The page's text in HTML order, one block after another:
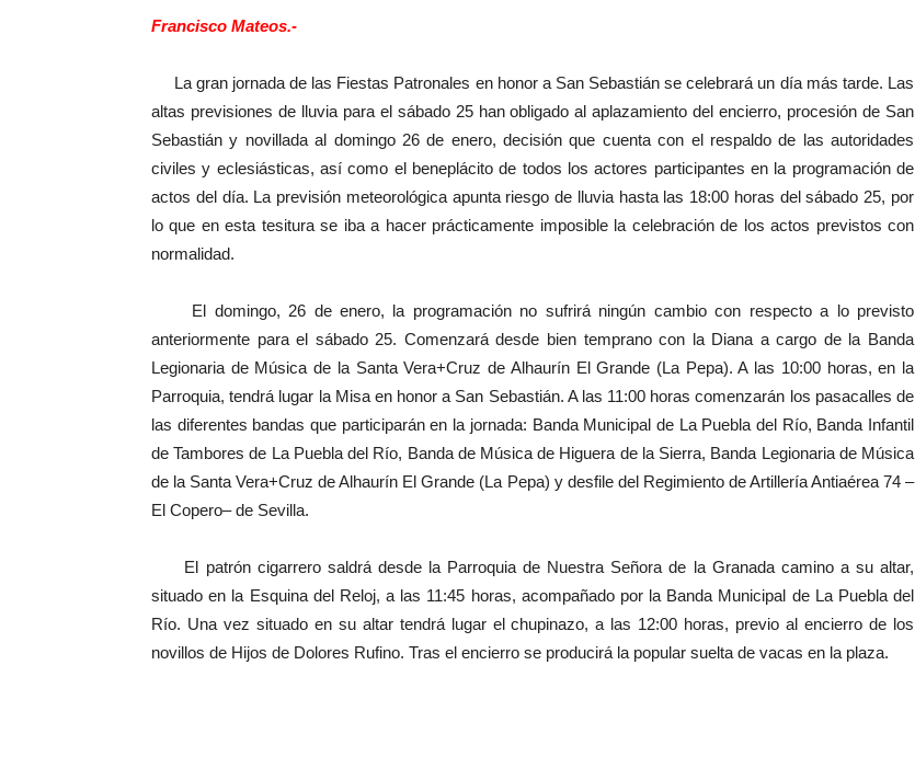
Francisco Mateos.-
La gran jornada de las Fiestas Patronales en honor a San Sebastián se celebrará un día más tarde. Las
altas previsiones de lluvia para el sábado 25 han obligado al aplazamiento del encierro, procesión de San
Sebastián y novillada al domingo 26 de enero, decisión que cuenta con el respaldo de las autoridades
civiles y eclesiásticas, así como el beneplácito de todos los actores participantes en la programación de
actos del día. La previsión meteorológica apunta riesgo de lluvia hasta las 18:00 horas del sábado 25, por
lo que en esta tesitura se iba a hacer prácticamente imposible la celebración de los actos previstos con
normalidad.
El domingo, 26 de enero, la programación no sufrirá ningún cambio con respecto a lo previsto
anteriormente para el sábado 25. Comenzará desde bien temprano con la Diana a cargo de la Banda
Legionaria de Música de la Santa Vera+Cruz de Alhaurín El Grande (La Pepa). A las 10:00 horas, en la
Parroquia, tendrá lugar la Misa en honor a San Sebastián. A las 11:00 horas comenzarán los pasacalles de
las diferentes bandas que participarán en la jornada: Banda Municipal de La Puebla del Río, Banda Infantil
de Tambores de La Puebla del Río, Banda de Música de Higuera de la Sierra, Banda Legionaria de Música
de la Santa Vera+Cruz de Alhaurín El Grande (La Pepa) y desfile del Regimiento de Artillería Antiaérea 74 –
El Copero– de Sevilla.
El patrón cigarrero saldrá desde la Parroquia de Nuestra Señora de la Granada camino a su altar,
situado en la Esquina del Reloj, a las 11:45 horas, acompañado por la Banda Municipal de La Puebla del
Río. Una vez situado en su altar tendrá lugar el chupinazo, a las 12:00 horas, previo al encierro de los
novillos de Hijos de Dolores Rufino. Tras el encierro se producirá la popular suelta de vacas en la plaza.